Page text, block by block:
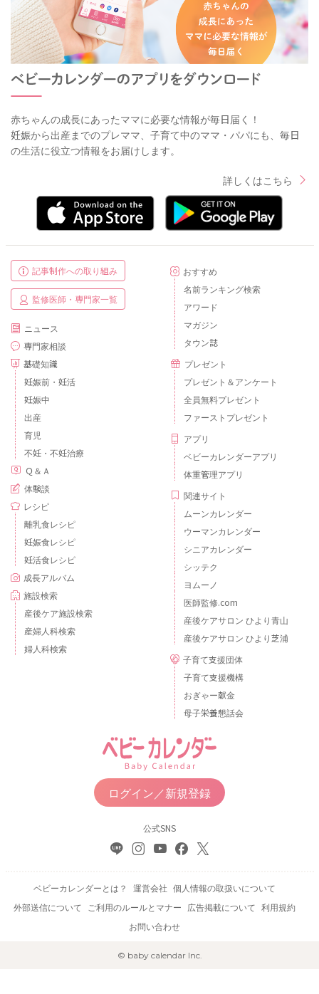
赤ちゃんの成長にあったママに必要な情報が毎日届く！
妊娠から出産までのプレママ、子育て中のママ・パパにも、毎日
の生活に役立つ情報をお届けします。
詳しくはこちら
記事制作への取り組み
監修医師・専門家一覧
ニュース
専門家相談
基礎知識
妊娠前・妊活
妊娠中
出産
育児
不妊・不妊治療
Ｑ＆Ａ
体験談
レシピ
離乳食レシピ
妊娠食レシピ
妊活食レシピ
成長アルバム
施設検索
産後ケア施設検索
産婦人科検索
婦人科検索
おすすめ
名前ランキング検索
アワード
マガジン
タウン誌
プレゼント
プレゼント＆アンケート
全員無料プレゼント
ファーストプレゼント
アプリ
ベビーカレンダーアプリ
体重管理アプリ
関連サイト
ムーンカレンダー
ウーマンカレンダー
シニアカレンダー
シッテク
ヨムーノ
医師監修.com
産後ケアサロン ひより青山
産後ケアサロン ひより芝浦
子育て支援団体
子育て支援機構
おぎゃー献金
母子栄養懇話会
ログイン／新規登録
公式SNS
ベビーカレンダーとは？ 運営会社 個人情報の取扱いについて
外部送信について
ご利用のルールとマナー 広告掲載について 利用規約
お問い合わせ
© baby calendar Inc.